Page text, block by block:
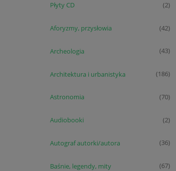
Płyty CD (2)
Aforyzmy, przysłowia (42)
Archeologia (43)
Architektura i urbanistyka (186)
Astronomia (70)
Audiobooki (2)
Autograf autorki/autora (36)
Baśnie, legendy, mity (67)